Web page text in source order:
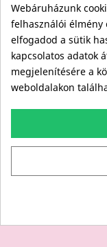
Kapcsolat
Viszonteladóknak
Kövess
Facebook
Site
© Copyright: Since
Webáruházunk
felhasználói
elfogadod a sütik
kapcsolatos adatok
megjelenítésére a
weboldalakon